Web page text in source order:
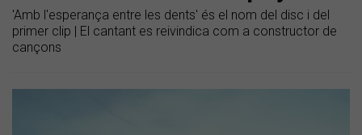
'Amb l'esperança entre les dents' és el nom del disc i del
primer clip | El cantant es reivindica com a constructor de
cançons